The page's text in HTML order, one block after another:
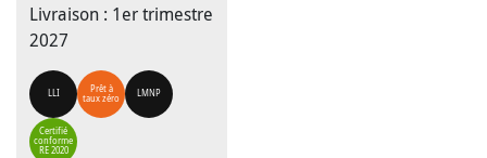
Livraison : 1er trimestre
2027
LLI
Prêt à
taux zéro
LMNP
Certifié
conforme
RE 2020